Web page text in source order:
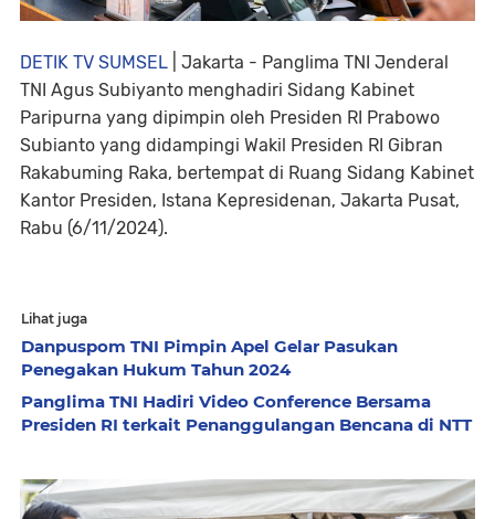
DETIK TV SUMSEL | Jakarta - Panglima TNI Jenderal
TNI Agus Subiyanto menghadiri Sidang Kabinet
Paripurna yang dipimpin oleh Presiden RI Prabowo
Subianto yang didampingi Wakil Presiden RI Gibran
Rakabuming Raka, bertempat di Ruang Sidang Kabinet
Kantor Presiden, Istana Kepresidenan, Jakarta Pusat,
Rabu (6/11/2024).
Lihat juga
Danpuspom TNI Pimpin Apel Gelar Pasukan
Penegakan Hukum Tahun 2024
Panglima TNI Hadiri Video Conference Bersama
Presiden RI terkait Penanggulangan Bencana di NTT